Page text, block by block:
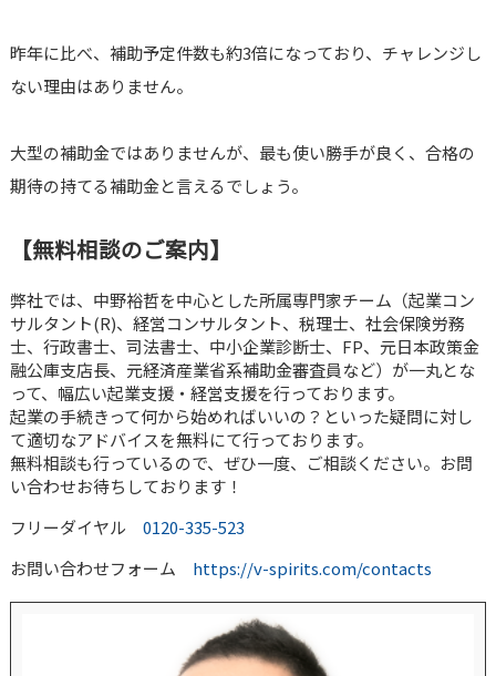
昨年に比べ、補助予定件数も約3倍になっており、チャレンジし
ない理由はありません。
大型の補助金ではありませんが、最も使い勝手が良く、合格の
期待の持てる補助金と言えるでしょう。
【無料相談のご案内】
弊社では、中野裕哲を中心とした所属専門家チーム（起業コン
サルタント(R)、経営コンサルタント、税理士、社会保険労務
士、行政書士、司法書士、中小企業診断士、FP、元日本政策金
融公庫支店長、元経済産業省系補助金審査員など）が一丸とな
って、幅広い起業支援・経営支援を行っております。
起業の手続きって何から始めればいいの？といった疑問に対し
て適切なアドバイスを無料にて行っております。
無料相談も行っているので、ぜひ一度、ご相談ください。お問
い合わせお待ちしております！
フリーダイヤル 0120-335-523
お問い合わせフォーム https://v-spirits.com/contacts